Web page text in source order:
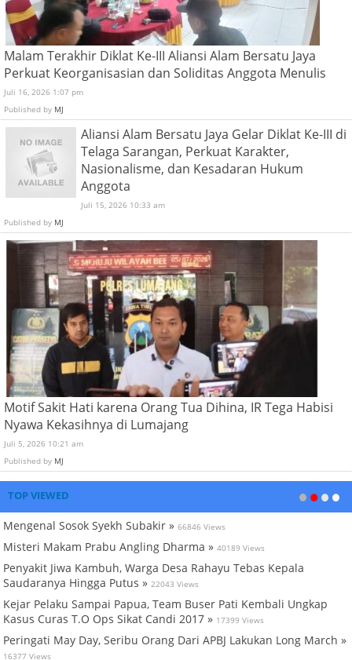
Malam Terakhir Diklat Ke-III Aliansi Alam Bersatu Jaya
Perkuat Keorganisasian dan Soliditas Anggota Menulis
Juli 16, 2026 1:07 pm
Published by MJ
Aliansi Alam Bersatu Jaya Gelar Diklat Ke-III di
Telaga Sarangan, Perkuat Karakter,
Nasionalisme, dan Kesadaran Hukum
Anggota
Juli 15, 2026 10:33 am
Published by MJ
Motif Sakit Hati karena Orang Tua Dihina, IR Tega Habisi
Nyawa Kekasihnya di Lumajang
Juli 5, 2026 10:21 am
Published by MJ
TOP VIEWED
Mengenal Sosok Syekh Subakir » 66846 Views
Misteri Makam Prabu Angling Dharma » 40189 Views
Penyakit Jiwa Kambuh, Warga Desa Rahayu Tebas Kepala
Saudaranya Hingga Putus » 22043 Views
Kejar Pelaku Sampai Papua, Team Buser Pati Kembali Ungkap
Kasus Curas T.O Ops Sikat Candi 2017 » 17399 Views
Peringati May Day, Seribu Orang Dari APBJ Lakukan Long March »
16377 Views